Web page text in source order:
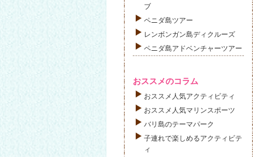
ブ
ペニダ島ツアー
レンボンガン島ディクルーズ
ペニダ島アドベンチャーツアー
おススメのコラム
おススメ人気アクティビティ
おススメ人気マリンスポーツ
バリ島のテーマパーク
子連れで楽しめるアクティビテ
ィ